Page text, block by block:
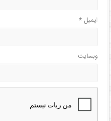
ایمیل*
وبسایت